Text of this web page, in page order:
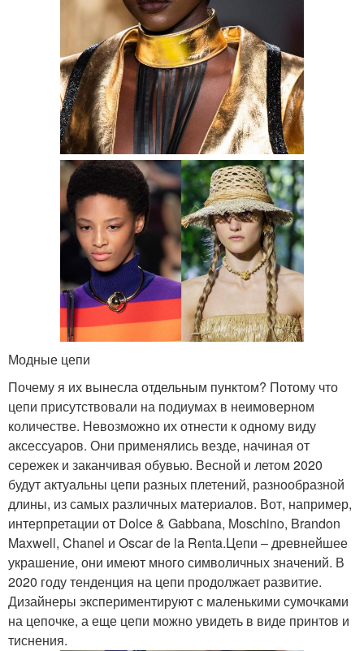
Модные цепи
Почему я их вынесла отдельным пунктом? Потому что
цепи присутствовали на подиумах в неимоверном
количестве. Невозможно их отнести к одному виду
аксессуаров. Они применялись везде, начиная от
сережек и заканчивая обувью. Весной и летом 2020
будут актуальны цепи разных плетений, разнообразной
длины, из самых различных материалов. Вот, например,
интерпретации от Dolce & Gabbana, Moschino, Brandon
Maxwell, Chanel и Oscar de la Renta.Цепи – древнейшее
украшение, они имеют много символичных значений. В
2020 году тенденция на цепи продолжает развитие.
Дизайнеры экспериментируют с маленькими сумочками
на цепочке, а еще цепи можно увидеть в виде принтов и
тиснения.